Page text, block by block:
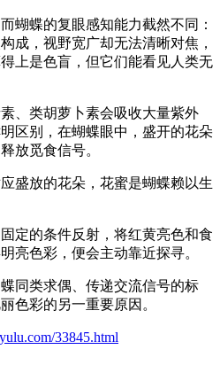
蝴蝶的复眼感知能力截然不同：
成，视野宽广却无法清晰对焦，
上是色盲，但它们能看见人类无
、类胡萝卜素会吸收大量紫外
区别，在蝴蝶眼中，盛开的花朵
放觅食信号。
盛放的花朵，花蜜是蝴蝶赖以生
定的条件反射，将红黄亮色和食
亮色彩，便会主动靠近探寻。
同类求偶、传递交流信号的标
色彩的另一重要原因。
33845.html